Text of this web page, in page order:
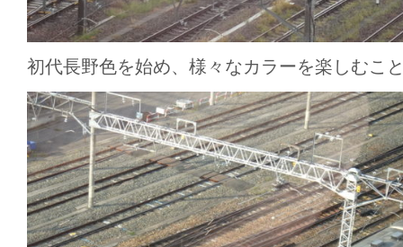
初代長野色を始め、様々なカラーを楽しむこ